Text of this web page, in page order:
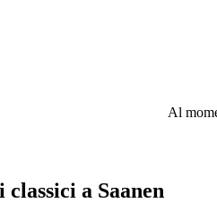
Al
a Saanen